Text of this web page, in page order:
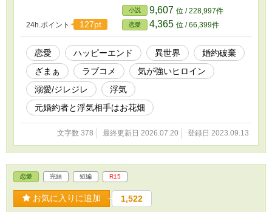
律、武器、食べ物など、その他諸々は現代風です。話を進めるにあ
たり、都合の良いものとなっています。 ※誤字脱字など見直して
気を付けているつもりですが、やはりございます。申し訳ございま
せん。
24h.ポイント 127pt
小説 9,607 位 / 228,997件
恋愛 4,365 位 / 66,399件
恋愛 ハッピーエンド 異世界
婚約破棄
ざまぁ
ラブコメ
気が強いヒロイン
溺愛/ジレジレ
浮気
元婚約者と浮気相手はお花畑
文字数 378 最終更新日 2026.07.20 登録日 2023.09.13
恋愛 完結 短編 R15
お気に入りに追加 1,522